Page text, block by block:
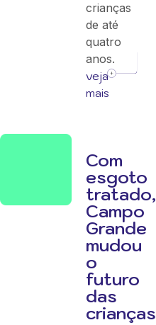
crianças
de até
quatro
anos.
veja
mais
Com
esgoto
tratado,
Campo
Grande
mudou
o
futuro
das
crianças